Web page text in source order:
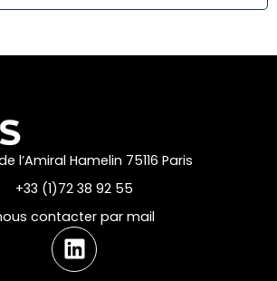
l’Amiral Hamelin 75116 Paris
+33 (1)72 38 92 55
contacter par mail